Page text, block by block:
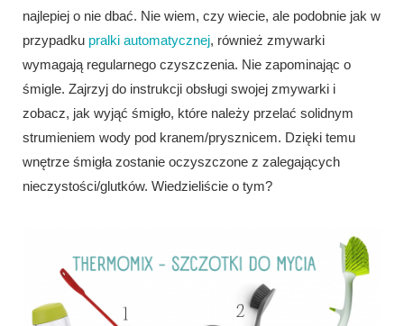
najlepiej o nie dbać. Nie wiem, czy wiecie, ale podobnie jak w
przypadku pralki automatycznej, również zmywarki
wymagają regularnego czyszczenia. Nie zapominając o
śmigle. Zajrzyj do instrukcji obsługi swojej zmywarki i
zobacz, jak wyjąć śmigło, które należy przelać solidnym
strumieniem wody pod kranem/prysznicem. Dzięki temu
wnętrze śmigła zostanie oczyszczone z zalegających
nieczystości/glutków. Wiedzieliście o tym?